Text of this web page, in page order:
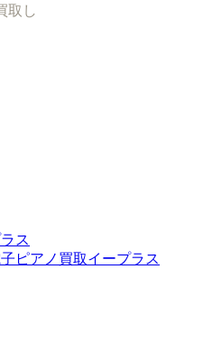
取し
ス
ピアノ買取イープラス